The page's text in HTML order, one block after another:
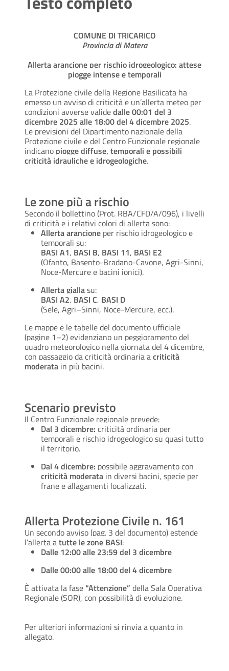
COMUNE DI TRICARICO
Provincia di Matera
Allerta arancione per rischio idrogeologico: attese
piogge intense e temporali
La Protezione civile della Regione Basilicata ha
emesso un avviso di criticità e un’allerta meteo per
condizioni avverse validedalle 00:01 del 3
dicembre 2025 alle 18:00 del 4 dicembre 2025.
Le previsioni del Dipartimento nazionale della
Protezione civile e del Centro Funzionale regionale
indicano piogge diffuse, temporali e possibili
criticità idrauliche e idrogeologiche.
Le zone più a rischio
Secondo il bollettino (Prot. RBA/CFD/A/096), i livelli
di criticità e i relativi colori di allerta sono:
Allerta arancione per rischio idrogeologico e
temporali su:
BASI A1, BASI B, BASI 11, BASI E2
(Ofanto, Basento-Bradano-Cavone, Agri-Sinni,
Noce-Mercure e bacini ionici).
Allerta giallasu:
BASI A2, BASI C, BASI D
(Sele, Agri–Sinni, Noce-Mercure, ecc.).
Le mappe e le tabelle del documento ufficiale
(pagine 1–2) evidenziano un peggioramento del
quadro meteorologico nella giornata del 4 dicembre,
con passaggio da criticità ordinaria acriticità
moderata in più bacini.
Scenario previsto
Il Centro Funzionale regionale prevede:
Dal 3 dicembre: criticità ordinaria per
temporali e rischio idrogeologico su quasi tutto
il territorio.
Dal 4 dicembre: possibile aggravamento con
criticità moderata in diversi bacini, specie per
frane e allagamenti localizzati.
Allerta Protezione Civile n. 161
Un secondo avviso (pag. 3 del documento) estende
l’allerta atutte le zone BASI:
Dalle 12:00 alle 23:59 del 3 dicembre
Dalle 00:00 alle 18:00 del 4 dicembre
È attivata la fase“Attenzione” della Sala Operativa
Regionale (SOR), con possibilità di evoluzione.
Per ulteriori informazioni si rinvia a quanto in
allegato.